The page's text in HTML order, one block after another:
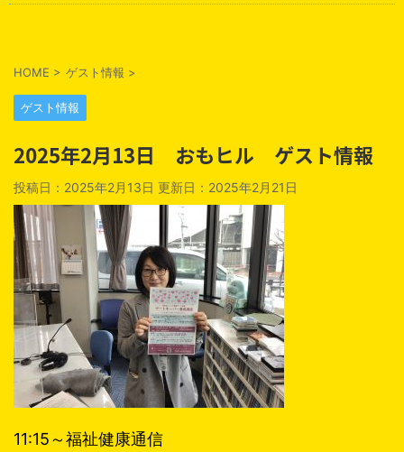
HOME > ゲスト情報 >
ゲスト情報
2025年2月13日 おもヒル ゲスト情報
投稿日：2025年2月13日 更新日： 2025年2月21日
11:15～福祉健康通信